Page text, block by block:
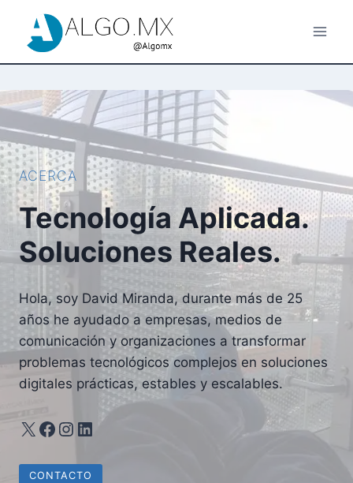
content
ACERCA
Tecnología Aplicada.
Soluciones Reales.
Hola, soy David Miranda, durante más de 25
años he ayudado a empresas, medios de
comunicación y organizaciones a transformar
problemas tecnológicos complejos en soluciones
digitales prácticas, estables y escalables.
X Facebook Instagram LinkedIn
CONTACTO